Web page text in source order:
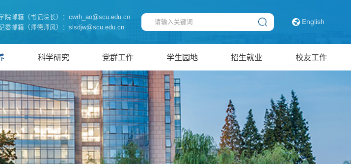
院邮箱（书记院长）：cwrh_ao@scu.edu.cn
委邮箱（师德师风）：slsdjw@scu.edu.cn
English
科学研究 党群工作 学生园地 招生就业 校友工作